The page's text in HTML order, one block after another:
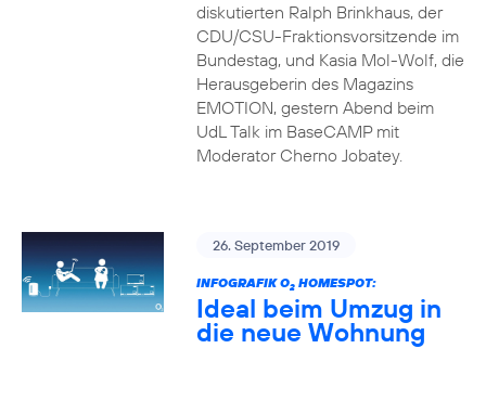
diskutierten Ralph Brinkhaus, der
CDU/CSU-Fraktionsvorsitzende im
Bundestag, und Kasia Mol-Wolf, die
Herausgeberin des Magazins
EMOTION, gestern Abend beim
UdL Talk im BaseCAMP mit
Moderator Cherno Jobatey.
26. September 2019
INFOGRAFIK O2HOMESPOT:
Ideal beim Umzug in
die neue Wohnung